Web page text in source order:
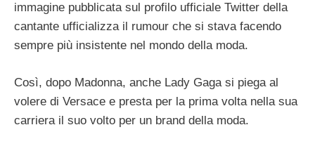
immagine pubblicata sul profilo ufficiale Twitter della
cantante ufficializza il rumour che si stava facendo
sempre più insistente nel mondo della moda.
Così, dopo Madonna, anche Lady Gaga si piega al
volere di Versace e presta per la prima volta nella sua
carriera il suo volto per un brand della moda.